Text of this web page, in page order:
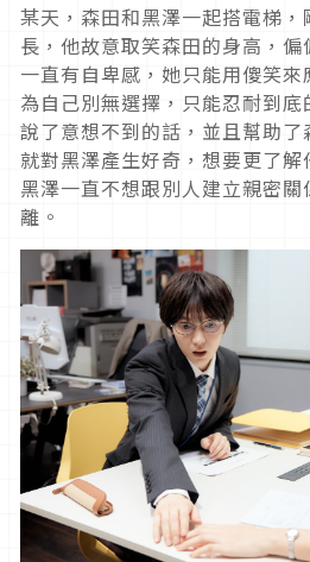
某天，森田和黑澤一起搭電梯
長，他故意取笑森田的身高，
一直有自卑感，她只能用傻笑
為自己別無選擇，只能忍耐到
說了意想不到的話，並且幫助
就對黑澤產生好奇，想要更了
黑澤一直不想跟別人建立親密
離。